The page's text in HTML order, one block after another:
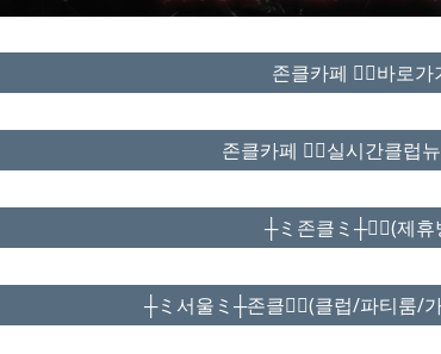
존클카페 ❤️‍🔥바로가
존클카페 ❤️‍🔥실시간클럽
┼ミ존클ミ┼❤️‍🔥(제휴
┼ミ서울ミ┼존클❤️‍🔥(클럽/파티룸/